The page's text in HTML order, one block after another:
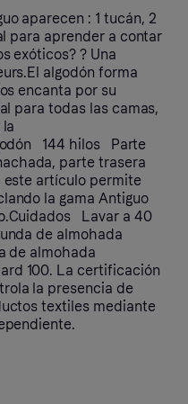
aparecen : 1 tucán, 2
para aprender a contar
exóticos? ? Una
algodón forma
encanta por su
para todas las camas,
144 hilos Parte
parte trasera
este artículo permite
la gama Antiguo
Lavar a 40
de almohada
de almohada
100. La certificación
la presencia de
textiles mediante